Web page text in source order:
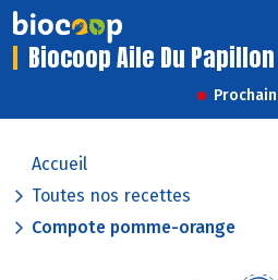
Biocoop Aile Du Papillon
Accueil
Toutes nos recettes
Compote pomme-orange